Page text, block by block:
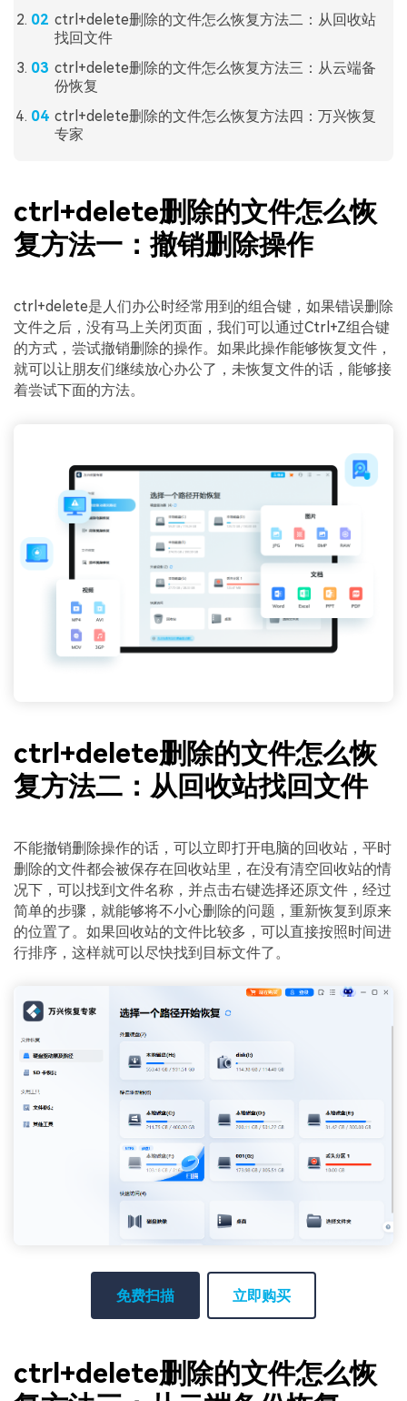
ctrl+delete删除的文件怎么恢复方法二：从回收站
找回文件
ctrl+delete删除的文件怎么恢复方法三：从云端备
份恢复
ctrl+delete删除的文件怎么恢复方法四：万兴恢复
专家
ctrl+delete删除的文件怎么恢
复方法一：撤销删除操作
ctrl+delete是人们办公时经常用到的组合键，如果错误删除
文件之后，没有马上关闭页面，我们可以通过Ctrl+Z组合键
的方式，尝试撤销删除的操作。如果此操作能够恢复文件，
就可以让朋友们继续放心办公了，未恢复文件的话，能够接
着尝试下面的方法。
ctrl+delete删除的文件怎么恢
复方法二：从回收站找回文件
不能撤销删除操作的话，可以立即打开电脑的回收站，平时
删除的文件都会被保存在回收站里，在没有清空回收站的情
况下，可以找到文件名称，并点击右键选择还原文件，经过
简单的步骤，就能够将不小心删除的问题，重新恢复到原来
的位置了。如果回收站的文件比较多，可以直接按照时间进
行排序，这样就可以尽快找到目标文件了。
免费扫描 立即购买
ctrl+delete删除的文件怎么恢